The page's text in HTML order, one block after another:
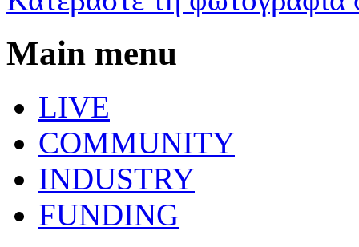
Main menu
LIVE
COMMUNITY
INDUSTRY
FUNDING